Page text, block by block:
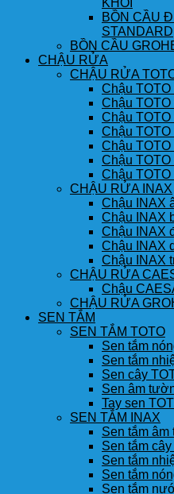
KHỐI
BỒN CẦU
STANDARD
BỒN CẦU
CHẬU RỬA
CHẬU RỬA
Chậu
Chậu
Chậu TOTO
Chậu TOTO
Chậu TOTO
Chậu
Chậu TOTO
CHẬU RỬA INAX
Chậu INAX
Chậu INAX
Chậu INAX
Chậu INAX
Chậu INAX
CHẬU RỬA
Chậu
CHẬU RỬA
SEN TẮM
SEN TẮM TOTO
Sen tắm
Sen tắm
Sen cây
Sen âm
Tay sen
SEN TẮM INAX
Sen tắm
Sen tắm
Sen tắm
Sen tắm
Sen tắm